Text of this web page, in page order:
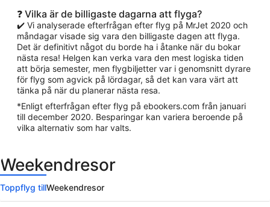
❓ Vilka är de billigaste dagarna att flyga?
✔️ Vi analyserade efterfrågan efter flyg på MrJet 2020 och
måndagar visade sig vara den billigaste dagen att flyga.
Det är definitivt något du borde ha i åtanke när du bokar
nästa resa! Helgen kan verka vara den mest logiska tiden
att börja semester, men flygbiljetter var i genomsnitt dyrare
för flyg som agvick på lördagar, så det kan vara värt att
tänka på när du planerar nästa resa.
*Enligt efterfrågan efter flyg på ebookers.com från januari
till december 2020. Besparingar kan variera beroende på
vilka alternativ som har valts.
Weekendresor
Toppflyg tillWeekendresor